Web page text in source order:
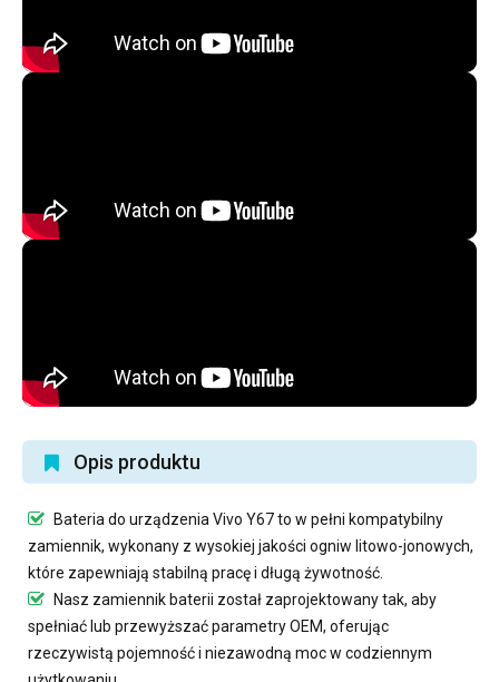
Opis produktu
Bateria do urządzenia Vivo Y67to w pełni kompatybilny
zamiennik, wykonany z wysokiej jakości ogniw litowo-jonowych,
które zapewniają stabilną pracę i długą żywotność.
Nasz zamiennik baterii został zaprojektowany tak, aby
spełniać lub przewyższać parametry OEM, oferując
rzeczywistą pojemność i niezawodną moc w codziennym